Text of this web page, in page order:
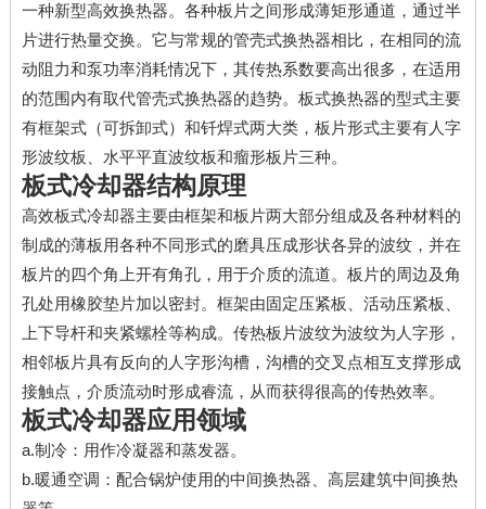
一种新型高效换热器。各种板片之间形成薄矩形通道，通过半
片进行热量交换。它与常规的管壳式换热器相比，在相同的流
动阻力和泵功率消耗情况下，其传热系数要高出很多，在适用
的范围内有取代管壳式换热器的趋势。板式换热器的型式主要
有框架式（可拆卸式）和钎焊式两大类，板片形式主要有人字
形波纹板、水平平直波纹板和瘤形板片三种。
板式冷却器结构原理
高效板式冷却器主要由框架和板片两大部分组成及各种材料的
制成的薄板用各种不同形式的磨具压成形状各异的波纹，并在
板片的四个角上开有角孔，用于介质的流道。板片的周边及角
孔处用橡胶垫片加以密封。框架由固定压紧板、活动压紧板、
上下导杆和夹紧螺栓等构成。传热板片波纹为波纹为人字形，
相邻板片具有反向的人字形沟槽，沟槽的交叉点相互支撑形成
接触点，介质流动时形成睿流，从而获得很高的传热效率。
板式冷却器应用领域
a.制冷：用作冷凝器和蒸发器。
b.暖通空调：配合锅炉使用的中间换热器、高层建筑中间换热